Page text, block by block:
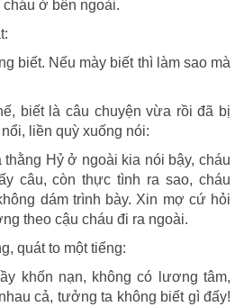
ở bên ngoài.
biết. Nếu mày biết thì làm sao mà
biết là câu chuyện vừa rồi đã bị
liền quỳ xuống nói:
Hỷ ở ngoài kia nói bậy, cháu
câu, còn thực tình ra sao, cháu
dám trình bày. Xin mợ cứ hỏi
theo cậu cháu đi ra ngoài.
quát to một tiếng:
khốn nạn, không có lương tâm,
cả, tưởng ta không biết gì đấy!